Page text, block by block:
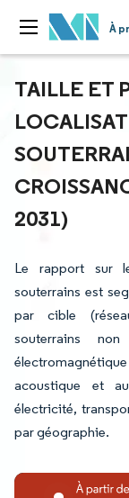
À
TAILLE ET
2031)
Le rapport sur
souterrains est
par cible
souterrains
acoustique et
électricité,
par géographie.